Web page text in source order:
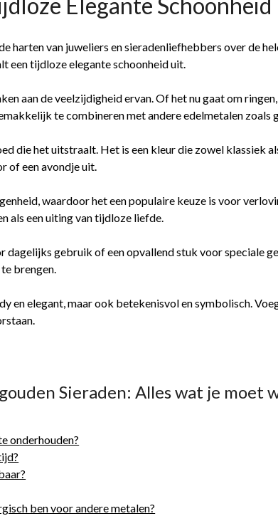
harten van juweliers en sieradenliefhebbers over de
een tijdloze elegante schoonheid uit.
aan de veelzijdigheid ervan. Of het nu gaat om
te combineren met andere edelmetalen zoals
die het uitstraalt. Het is een kleur die zowel klassiek
of een avondje uit.
waardoor het een populaire keuze is voor
als een uiting van tijdloze liefde.
dagelijks gebruik of een opvallend stuk voor speciale
brengen.
en elegant, maar ook betekenisvol en symbolisch.
Sieraden: Alles wat je moet
onderhouden?
ben voor andere metalen?